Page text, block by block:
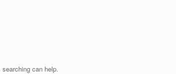
searching can help.